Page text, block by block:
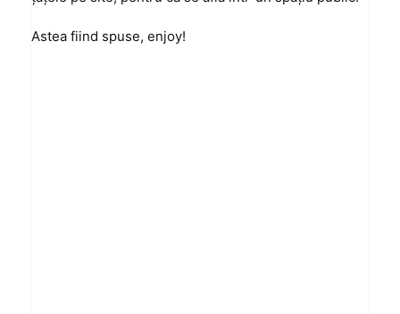
Astea fiind spuse, enjoy!